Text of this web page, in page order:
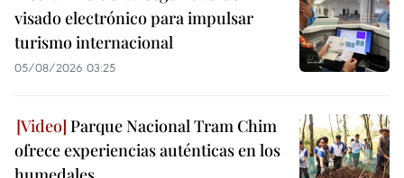
visado electrónico para impulsar
turismo internacional
05/08/2026 03:25
Parque Nacional Tram Chim
ofrece experiencias auténticas en los